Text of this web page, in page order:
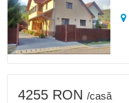
4255 RON /casă